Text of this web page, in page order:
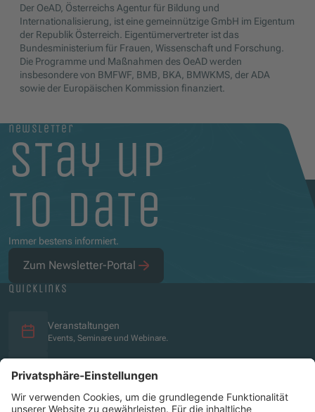
Der OeAD, Österreichs Agentur für Bildung und
Internationalisierung, ist eine gemeinnützige GmbH im Eigentum
der Republik Österreich. Eigentümervertreter ist das
Bundesministerium für Frauen, Wissenschaft und Forschung.
Die Programme und Maßnahmen des OeAD werden
insbesondere von BMFWF, BMB, BKA, BMWKMS, der ADA
sowie der Europäischen Kommission finanziert.
newsletter
stay up
to date
Immer bestens informiert.
Zum Newsletter-Portal
quicklinks
Veranstaltungen
Events, Seminare und Webinare.
Überblick über die Social-Media-Präsenz.